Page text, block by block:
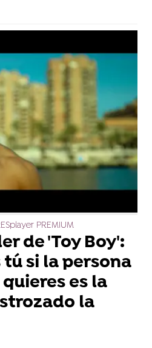
PREMIUM
de 'Toy Boy':
tú si la persona
es la
la